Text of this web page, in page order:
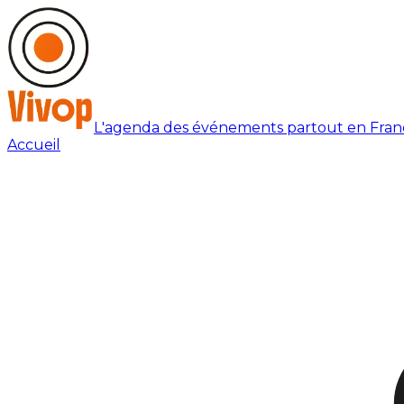
L'agenda des événements partout en
Accueil